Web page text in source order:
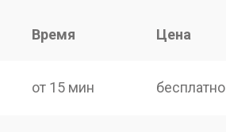
Время Цена
от 15 мин бесплатно